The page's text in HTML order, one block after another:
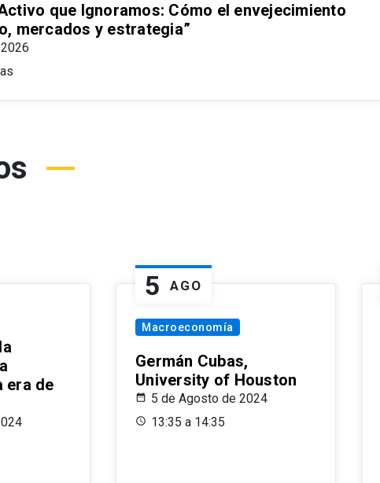
que Ignoramos: Cómo el envejecimiento
mercados y estrategia”
era de
5 AGO
Macroeconomía
Germán Cubas,
University of Houston
5 de Agosto de 2024
13:35 a 14:35